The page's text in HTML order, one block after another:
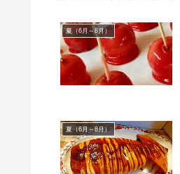
夏（6月～8月）
夏（6月～8月）